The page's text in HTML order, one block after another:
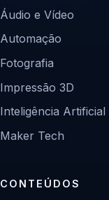
Áudio e Vídeo
Automação
Fotografia
Impressão 3D
Inteligência Artificial
Maker Tech
CONTEÚDOS